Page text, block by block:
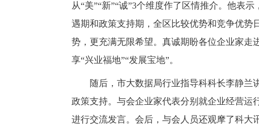
从“美”“新”“诚”3个维度作了区情推介。他表
遇期和政策支持期，全区比较优势和竞争优势
势，更充满无限希望。真诚期盼各位企业家走
享“兴业福地”“发展宝地”。
随后，市大数据局行业指导科科长李静兰
政策支持。与会企业家代表分别就企业经营运
进行交流发言。会后，与会人员还观摩了科大